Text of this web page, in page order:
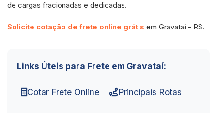
de cargas fracionadas e dedicadas.
Solicite cotação de frete online grátis em Gravataí - RS.
Links Úteis para Frete em Gravataí:
Cotar Frete Online Principais Rotas